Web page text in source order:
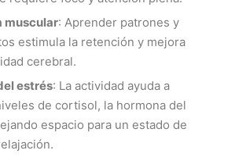
muscular: Aprender patrones y
estimula la retención y mejora
cerebral.
estrés: La actividad ayuda a
de cortisol, la hormona del
espacio para un estado de